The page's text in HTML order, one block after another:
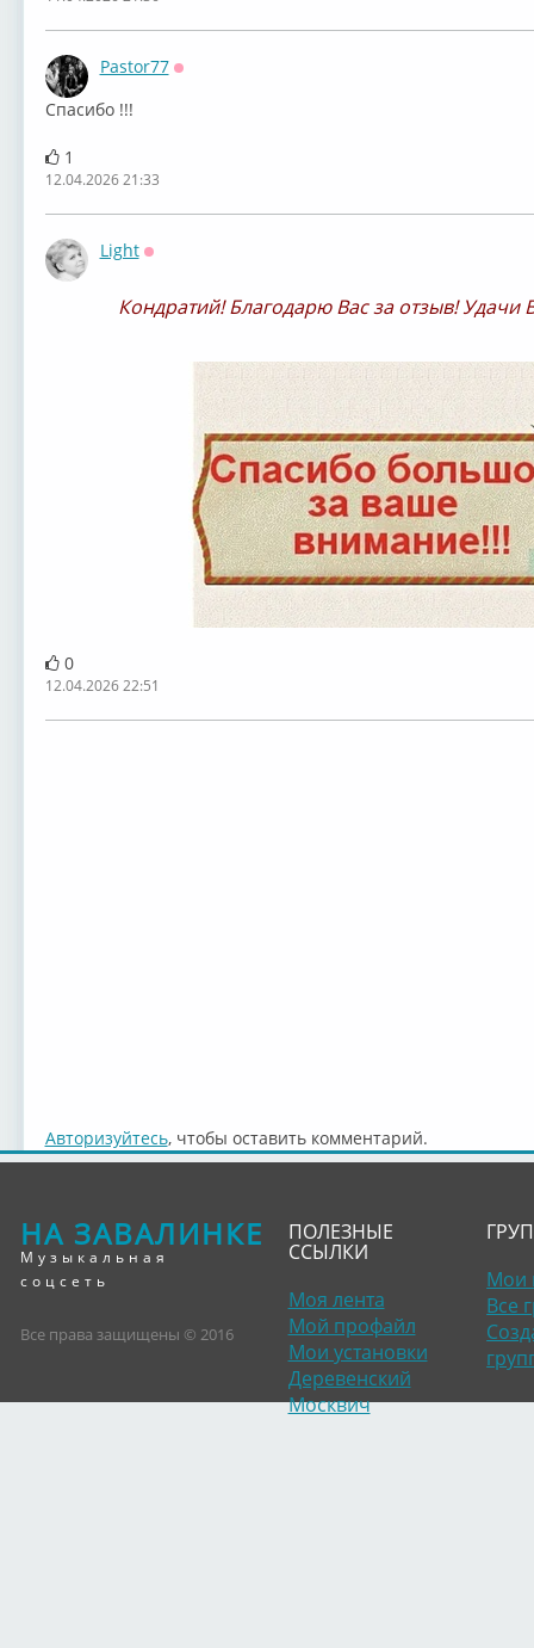
Pastor77
Спасибо !!!
1
12.04.2026 21:33
Light
Кондратий! Благодарю Вас за отзыв! Удачи
0
12.04.2026 22:51
Авторизуйтесь, чтобы оставить комментарий.
НА ЗАВАЛИНКЕ
Музыкальная
соцсеть
Все права защищены © 2016
ПОЛЕЗНЫЕ
ССЫЛКИ
Моя лента
Мой профайл
Мои установки
Деревенский
Москвич
Мои
Все